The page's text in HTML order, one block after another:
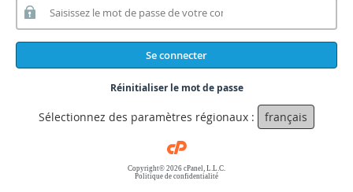
Se connecter
Réinitialiser le mot de passe
Sélectionnez des paramètres régionaux : français
Copyright© 2026 cPanel, L.L.C.
Politique de confidentialité